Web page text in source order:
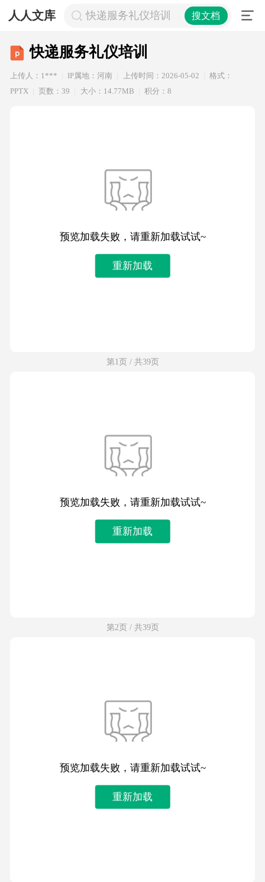
人人文库 快递服务礼仪培训 搜文档
快递服务礼仪培训
上传人：1*** IP属地：河南 上传时间：2026-05-02
格式：
PPTX
页数：39 大小：14.77MB 积分：8
预览加载失败，请重新加载试试~
重新加载
第1页 / 共39页
预览加载失败，请重新加载试试~
重新加载
第2页 / 共39页
预览加载失败，请重新加载试试~
重新加载